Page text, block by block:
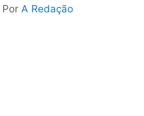
Por A Redação